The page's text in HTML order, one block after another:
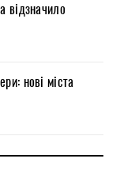
відзначило
нові міста